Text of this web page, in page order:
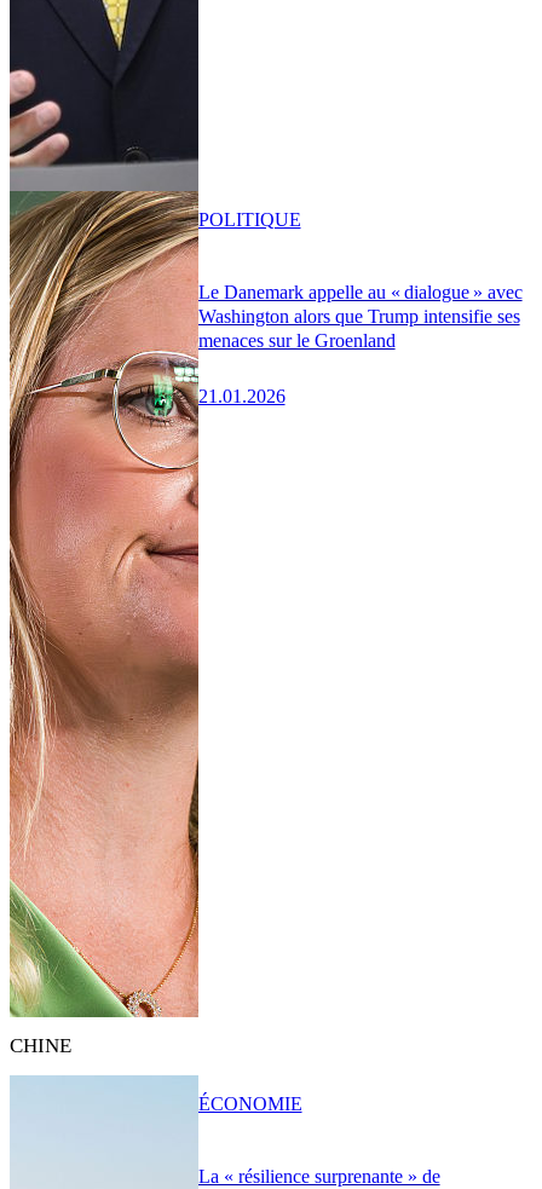
Le Danemark appelle au « dialogue » avec
Washington alors que Trump intensifie ses
menaces sur le Groenland
21.01.2026
POLITIQUE
CHINE
La « résilience surprenante » de
ÉCONOMIE